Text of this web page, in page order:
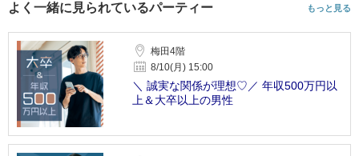
よく一緒に見られているパーティー もっと見る
梅田4階
8/10(月) 15:00
＼ 誠実な関係が理想♡／ 年収500万円以
上＆大卒以上の男性